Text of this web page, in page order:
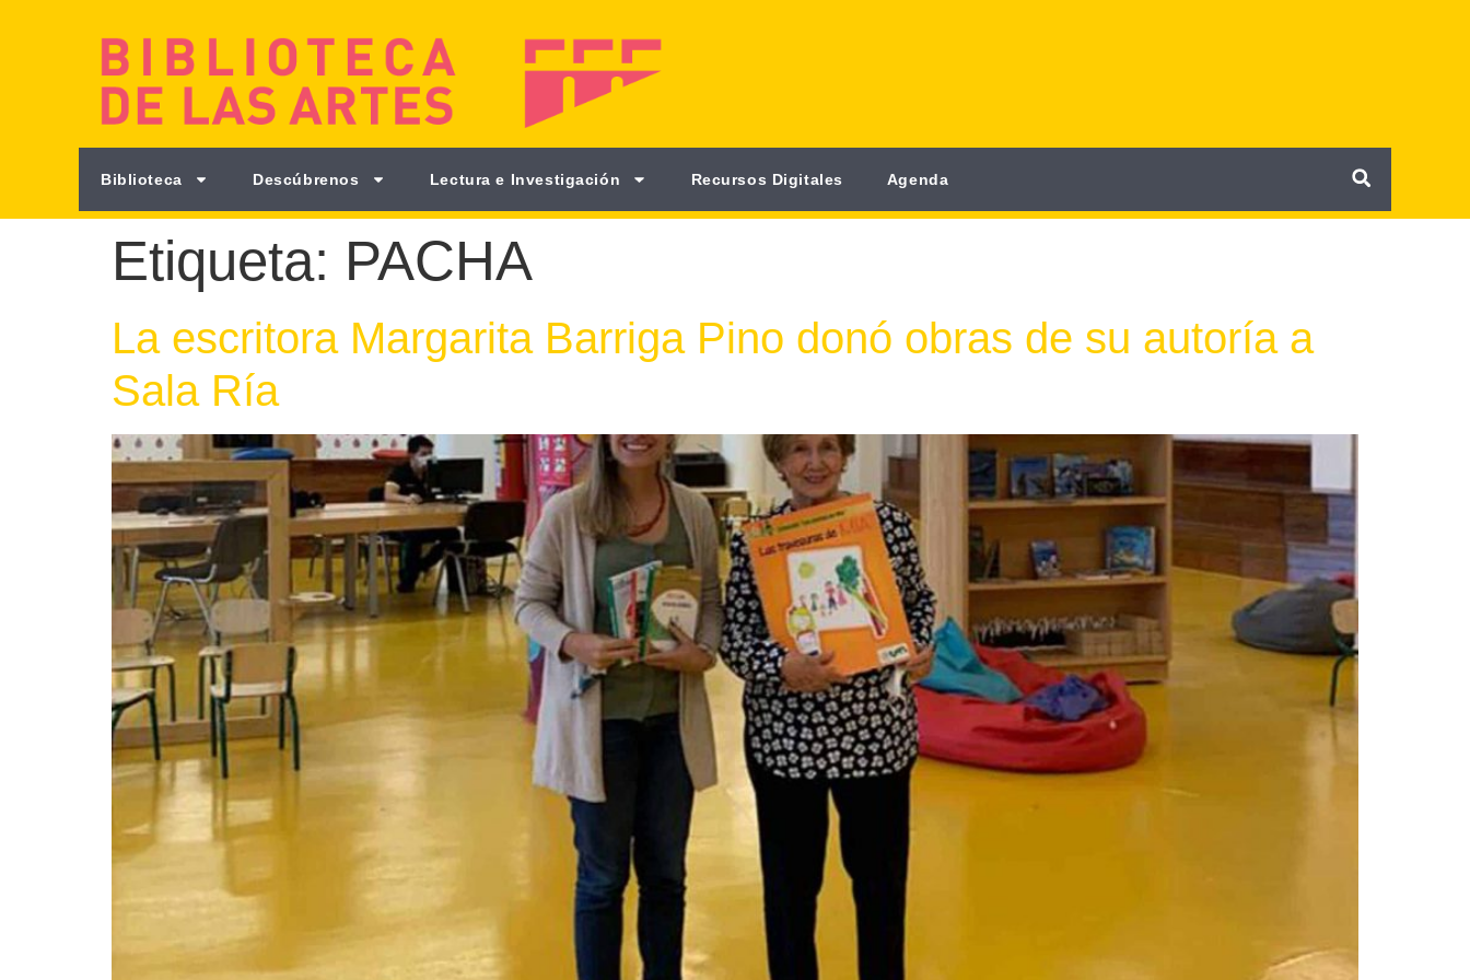
Biblioteca Descúbrenos Lectura e Investigación Recursos Digitales Agenda
Etiqueta: PACHA
La escritora Margarita Barriga Pino donó obras de su autoría a
Sala Ría